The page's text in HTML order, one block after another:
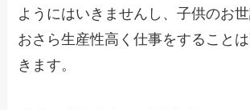
ようにはいきませんし、子供のお
おさら生産性高く仕事をすること
きます。